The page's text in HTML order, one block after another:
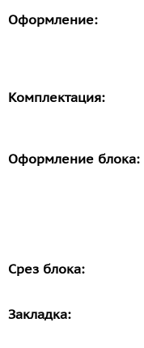
Оформление:
Комплектация:
Оформление блока:
Срез блока:
Закладка: